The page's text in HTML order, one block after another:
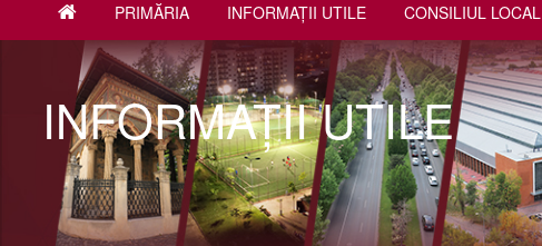
PRIMĂRIA INFORMAŢII UTILE CONSILIUL LOCAL
INFORMAŢII UTILE